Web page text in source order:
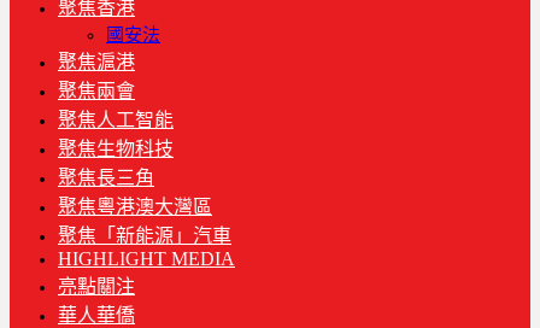
聚焦香港
國安法
聚焦滬港
聚焦兩會
聚焦人工智能
聚焦生物科技
聚焦長三角
聚焦粵港澳大灣區
聚焦「新能源」汽車
HIGHLIGHT MEDIA
亮點關注
華人華僑